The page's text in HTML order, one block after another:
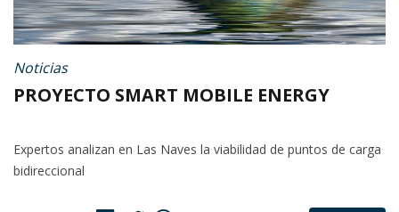
Noticias
PROYECTO SMART MOBILE ENERGY
Expertos analizan en Las Naves la viabilidad de puntos de carga
bidireccional